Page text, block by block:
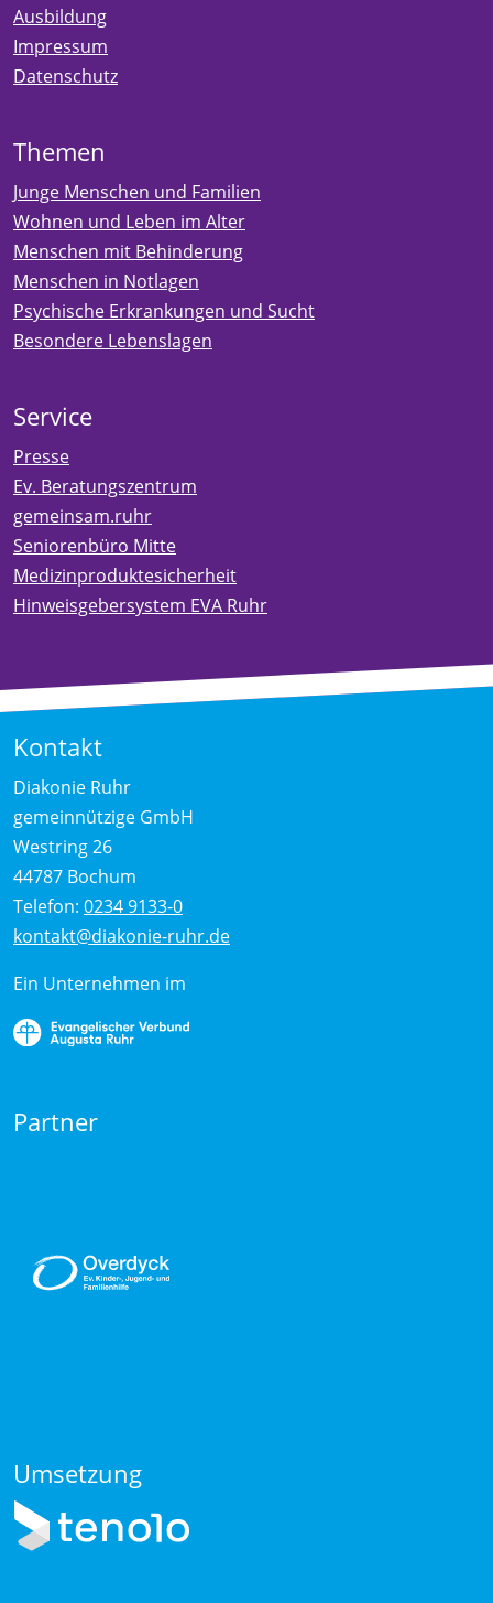
Ausbildung
Impressum
Datenschutz
Themen
Junge Menschen und Familien
Wohnen und Leben im Alter
Menschen mit Behinderung
Menschen in Notlagen
Psychische Erkrankungen und Sucht
Besondere Lebenslagen
Service
Presse
Ev. Beratungszentrum
gemeinsam.ruhr
Seniorenbüro Mitte
Medizinproduktesicherheit
Hinweisgebersystem EVA Ruhr
Kontakt
Diakonie Ruhr
gemeinnützige GmbH
Westring 26
44787 Bochum
Telefon: 0234 9133-0
kontakt@diakonie-ruhr.de
Ein Unternehmen im
Partner
Umsetzung